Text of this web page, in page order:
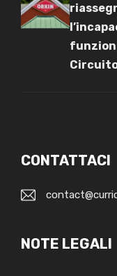
CONTATTACI
NOTE LEGALI